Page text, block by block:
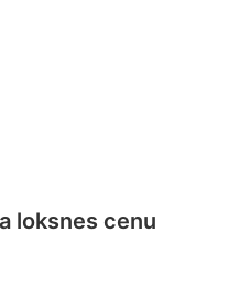
loksnes cenu